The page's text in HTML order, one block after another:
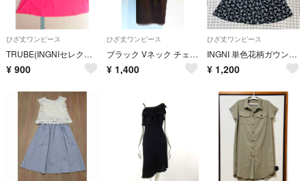
ひざ丈ワンピース
TRUBE(INGNIセレクトショップ) 半袖ワンピースレッド リボン袖
¥ 900
ひざ丈ワンピース
ブラック Vネック チェーン付きノースリーブワンピース シンプル
¥ 1,400
ひざ丈ワンピース
INGNI 単色花柄ガウン／ワンピース 半袖 ロ47
¥ 1,200